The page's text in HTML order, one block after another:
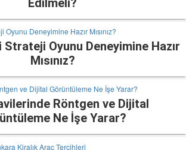
Strateji Oyunu Deneyimine Hazır
Mısınız?
Röntgen ve Dijital
Ne İşe Yarar?